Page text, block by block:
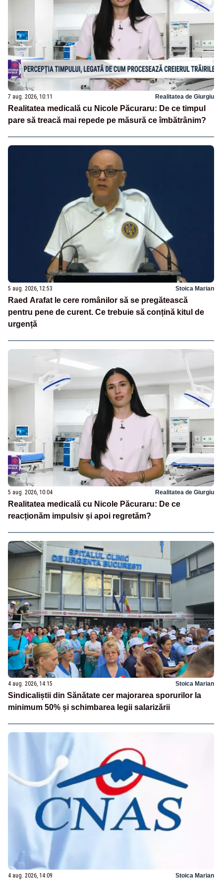
7 aug. 2026, 10:11 Realitatea de Giurgiu
Realitatea medicală cu Nicole Păcuraru: De ce timpul
pare să treacă mai repede pe măsură ce îmbătrânim?
5 aug. 2026, 12:53 Stoica Marian
Raed Arafat le cere românilor să se pregătească
pentru pene de curent. Ce trebuie să conțină kitul de
urgență
5 aug. 2026, 10:04 Realitatea de Giurgiu
Realitatea medicală cu Nicole Păcuraru: De ce
reacționăm impulsiv și apoi regretăm?
4 aug. 2026, 14:15 Stoica Marian
Sindicaliștii din Sănătate cer majorarea sporurilor la
minimum 50% și schimbarea legii salarizării
4 aug. 2026, 14:09 Stoica Marian